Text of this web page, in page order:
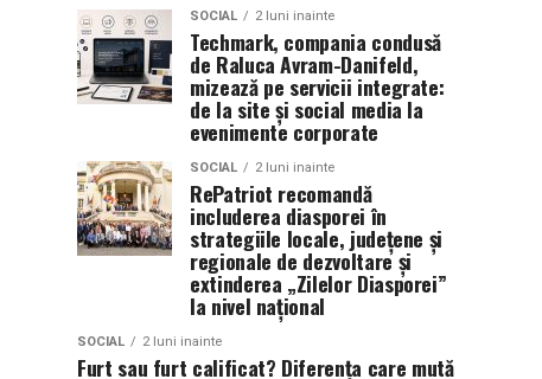
SOCIAL 2 luni inainte
Techmark, compania condusă
de Raluca Avram-Danifeld,
mizează pe servicii integrate:
de la site și social media la
evenimente corporate
SOCIAL 2 luni inainte
RePatriot recomandă
includerea diasporei în
strategiile locale, județene și
regionale de dezvoltare și
extinderea „Zilelor Diasporei”
la nivel național
SOCIAL 2 luni inainte
Furt sau furt calificat? Diferența care mută